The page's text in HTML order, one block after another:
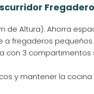
de Altura): Ahorra
fregaderos pequeños
con 3
y mantener la cocina